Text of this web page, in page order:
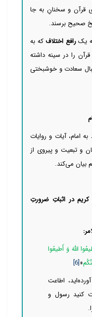
قرآن و سخنانِ به جا
صحیح برسند.
یکرافع اختلافکه به
را در سینه داشته
سعادت و خوشبختی
امام، آیات و روایات
و تبعیت و پیروی از
بیان می‌کند.
کریم در اثباتِ ضرورتِ
اللَّهَ وَ أَطیعُوا
»
[6]
اطاعت
کنید رسول و